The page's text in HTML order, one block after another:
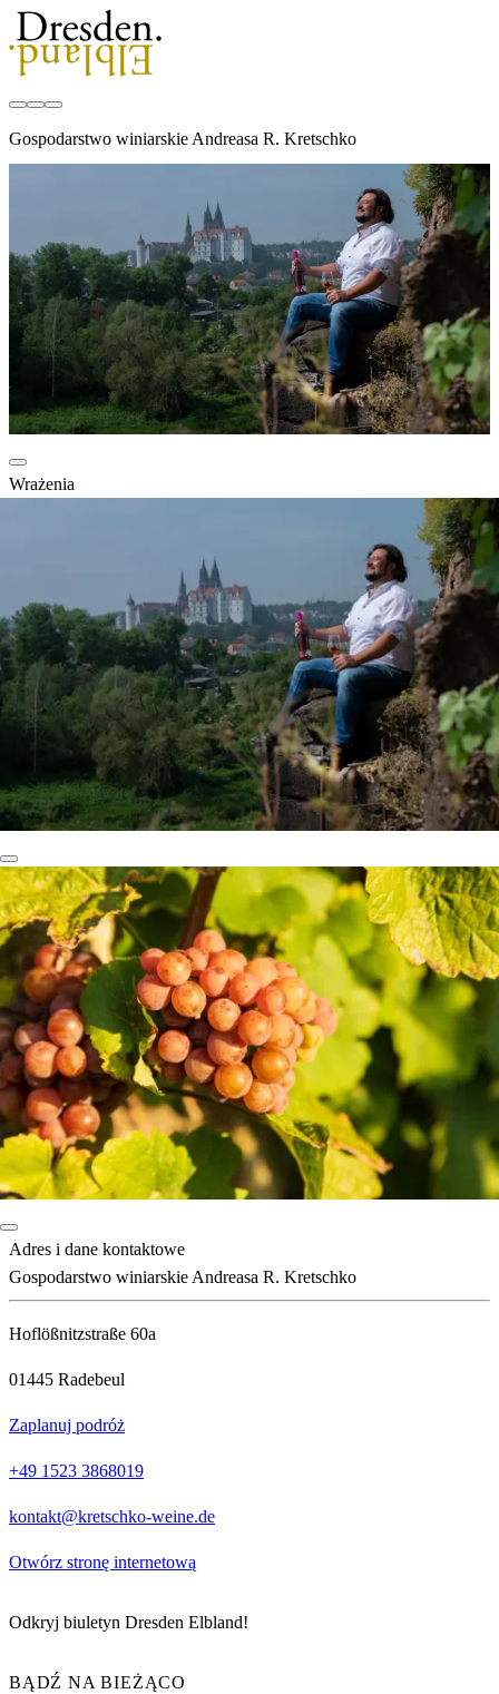
Gospodarstwo winiarskie Andreasa R. Kretschko
Wrażenia
Adres i dane kontaktowe
Gospodarstwo winiarskie Andreasa R. Kretschko
Hoflößnitzstraße 60a
01445 Radebeul
Zaplanuj podróż
+49 1523 3868019
kontakt@kretschko-weine.de
Otwórz stronę internetową
Odkryj biuletyn Dresden Elbland!
BĄDŹ NA BIEŻĄCO